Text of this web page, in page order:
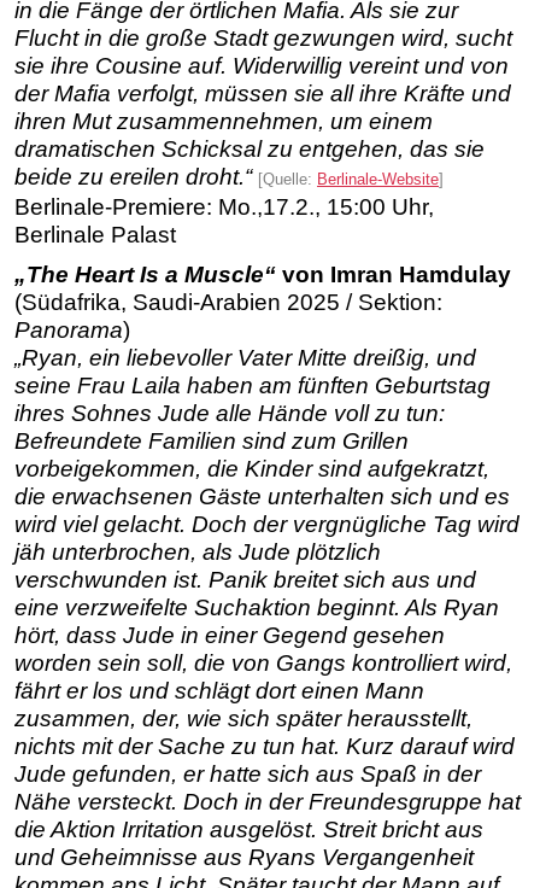
in die Fänge der örtlichen Mafia. Als sie zur
Flucht in die große Stadt gezwungen wird, sucht
sie ihre Cousine auf. Widerwillig vereint und von
der Mafia verfolgt, müssen sie all ihre Kräfte und
ihren Mut zusammennehmen, um einem
dramatischen Schicksal zu entgehen, das sie
beide zu ereilen droht.“ [Quelle: Berlinale-Website]
Berlinale-Premiere: Mo.,17.2., 15:00 Uhr,
Berlinale Palast
„The Heart Is a Muscle“ von Imran Hamdulay
(Südafrika, Saudi-Arabien 2025 / Sektion:
Panorama)
„Ryan, ein liebevoller Vater Mitte dreißig, und
seine Frau Laila haben am fünften Geburtstag
ihres Sohnes Jude alle Hände voll zu tun:
Befreundete Familien sind zum Grillen
vorbeigekommen, die Kinder sind aufgekratzt,
die erwachsenen Gäste unterhalten sich und es
wird viel gelacht. Doch der vergnügliche Tag wird
jäh unterbrochen, als Jude plötzlich
verschwunden ist. Panik breitet sich aus und
eine verzweifelte Suchaktion beginnt. Als Ryan
hört, dass Jude in einer Gegend gesehen
worden sein soll, die von Gangs kontrolliert wird,
fährt er los und schlägt dort einen Mann
zusammen, der, wie sich später herausstellt,
nichts mit der Sache zu tun hat. Kurz darauf wird
Jude gefunden, er hatte sich aus Spaß in der
Nähe versteckt. Doch in der Freundesgruppe hat
die Aktion Irritation ausgelöst. Streit bricht aus
und Geheimnisse aus Ryans Vergangenheit